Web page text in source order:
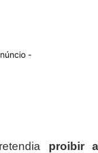
-
proibir